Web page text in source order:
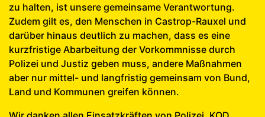
zu halten, ist unsere gemeinsame Verantwortung.
Zudem gilt es, den Menschen in Castrop-Rauxel und
darüber hinaus deutlich zu machen, dass es eine
kurzfristige Abarbeitung der Vorkommnisse durch
Polizei und Justiz geben muss, andere Maßnahmen
aber nur mittel- und langfristig gemeinsam von Bund,
Land und Kommunen greifen können.